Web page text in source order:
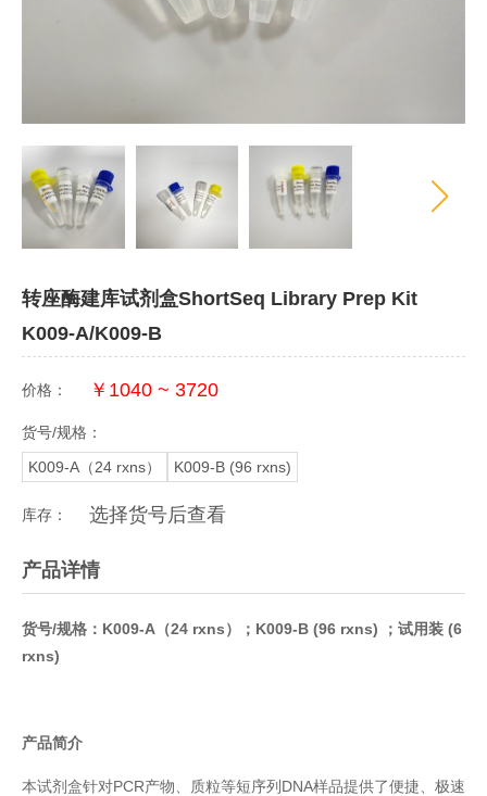
转座酶建库试剂盒ShortSeq Library Prep Kit
K009-A/K009-B
价格： ￥1040 ~ 3720
货号/规格：
K009-A（24 rxns）
K009-B (96 rxns)
库存： 选择货号后查看
产品详情
货号/规格：K009-A（24 rxns）；K009-B (96 rxns) ；试用装 (6
rxns)
产品简介
本试剂盒针对PCR产物、质粒等短序列DNA样品提供了便捷、极速